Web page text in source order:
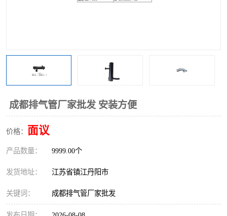
成都排气管厂家批发 安装方便
价格： 面议
产品数量： 9999.00个
发货地址： 江苏省镇江丹阳市
关键词： 成都排气管厂家批发